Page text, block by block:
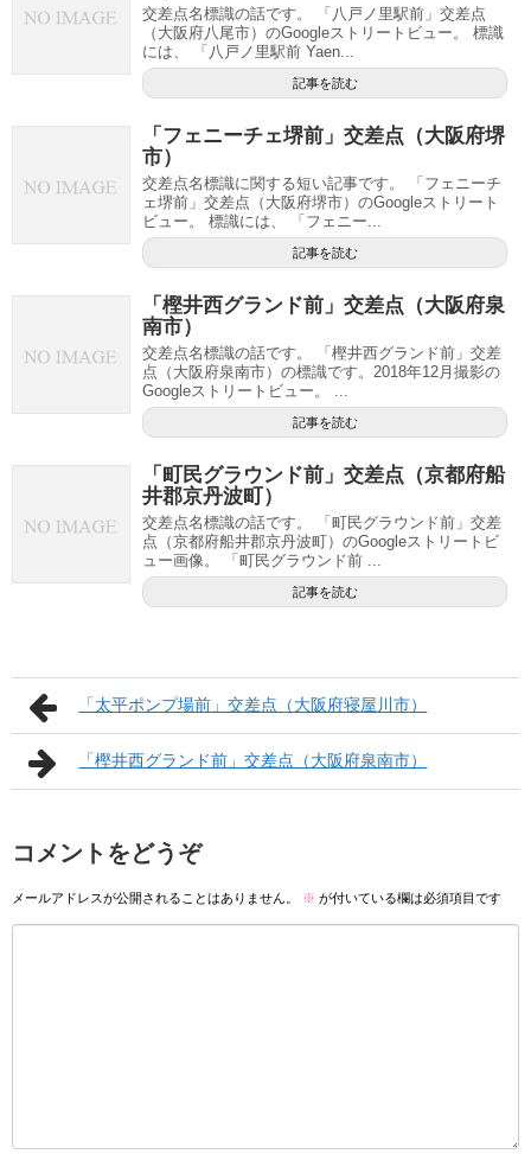
交差点名標識の話です。 「八戸ノ里駅前」交差点
（大阪府八尾市）のGoogleストリートビュー。 標識
には、 「八戸ノ里駅前 Yaen...
記事を読む
「フェニーチェ堺前」交差点（大阪府堺
市）
交差点名標識に関する短い記事です。 「フェニーチ
ェ堺前」交差点（大阪府堺市）のGoogleストリート
ビュー。 標識には、 「フェニー...
記事を読む
「樫井西グランド前」交差点（大阪府泉
南市）
交差点名標識の話です。 「樫井西グランド前」交差
点（大阪府泉南市）の標識です。2018年12月撮影の
Googleストリートビュー。 ...
記事を読む
「町民グラウンド前」交差点（京都府船
井郡京丹波町）
交差点名標識の話です。 「町民グラウンド前」交差
点（京都府船井郡京丹波町）のGoogleストリートビ
ュー画像。 「町民グラウンド前 ...
記事を読む
「太平ポンプ場前」交差点（大阪府寝屋川市）
「樫井西グランド前」交差点（大阪府泉南市）
コメントをどうぞ
メールアドレスが公開されることはありません。 ※ が付いている欄は必須項目です